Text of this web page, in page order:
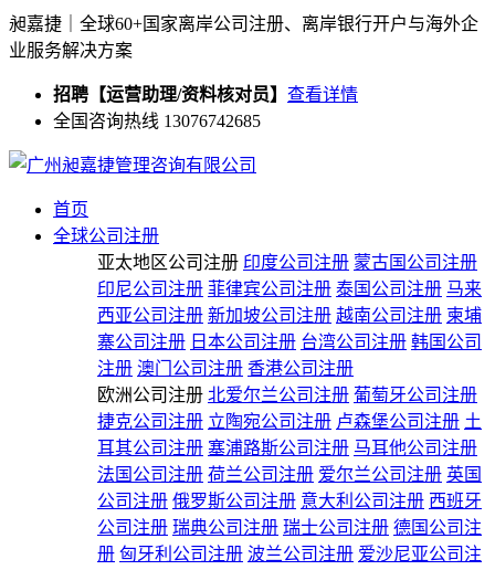
昶嘉捷｜全球60+国家离岸公司注册、离岸银行开户与海外企
业服务解决方案
招聘【运营助理/资料核对员】 查看详情
全国咨询热线 13076742685
首页
全球公司注册
亚太地区公司注册 印度公司注册 蒙古国公司注册
印尼公司注册 菲律宾公司注册 泰国公司注册 马来
西亚公司注册 新加坡公司注册 越南公司注册 柬埔
寨公司注册 日本公司注册 台湾公司注册 韩国公司
注册 澳门公司注册 香港公司注册
欧洲公司注册 北爱尔兰公司注册 葡萄牙公司注册
捷克公司注册 立陶宛公司注册 卢森堡公司注册 土
耳其公司注册 塞浦路斯公司注册 马耳他公司注册
法国公司注册 荷兰公司注册 爱尔兰公司注册 英国
公司注册 俄罗斯公司注册 意大利公司注册 西班牙
公司注册 瑞典公司注册 瑞士公司注册 德国公司注
册 匈牙利公司注册 波兰公司注册 爱沙尼亚公司注